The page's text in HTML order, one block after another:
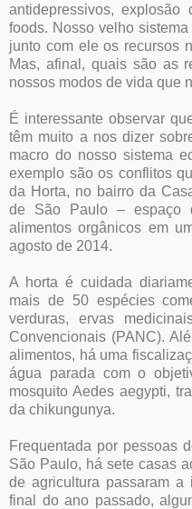
antidepressivos,
foods. Nosso velho
junto com ele os recursos
Mas, afinal, quais são as
nossos modos de vida que
É interessante observar
têm muito a nos dizer
macro do nosso sistema
exemplo são os conflitos
da Horta, no bairro da
de São Paulo – espaço
alimentos orgânicos em
agosto de 2014.
A horta é cuidada
mais de 50 espécies
verduras, ervas
Convencionais (PANC).
alimentos, há uma
água parada com o
mosquito Aedes aegypti,
da chikungunya.
Frequentada por pessoas
São Paulo, há sete casas
de agricultura passaram a
final do ano passado,